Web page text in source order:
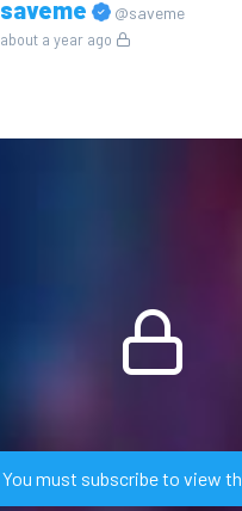
saveme @saveme
about a year ago
You must subscribe to view